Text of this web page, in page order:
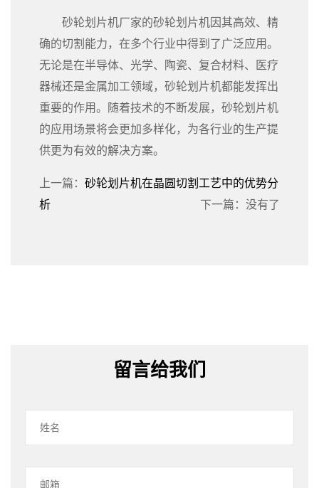
砂轮划片机厂家的砂轮划片机因其高效、精
确的切割能力，在多个行业中得到了广泛应用。
无论是在半导体、光学、陶瓷、复合材料、医疗
器械还是金属加工领域，砂轮划片机都能发挥出
重要的作用。随着技术的不断发展，砂轮划片机
的应用场景将会更加多样化，为各行业的生产提
供更为有效的解决方案。
上一篇： 砂轮划片机在晶圆切割工艺中的优势分
析
下一篇：没有了
留言给我们